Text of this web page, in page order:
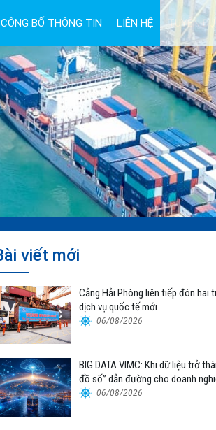
CÔNG BỐ THÔNG TIN LIÊN HỆ TUYỂN
viết mới
Cảng Hải Phòng liên tiếp đón hai
dịch vụ quốc tế mới
06/08/2026
BIG DATA VIMC: Khi dữ liệu trở
đồ số” dẫn đường cho doanh
hải 06/08/2026